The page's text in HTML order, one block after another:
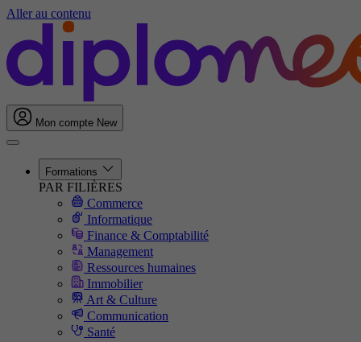
Aller au contenu
Mon compte New
Formations
PAR FILIÈRES
Commerce
Informatique
Finance & Comptabilité
Management
Ressources humaines
Immobilier
Art & Culture
Communication
Santé